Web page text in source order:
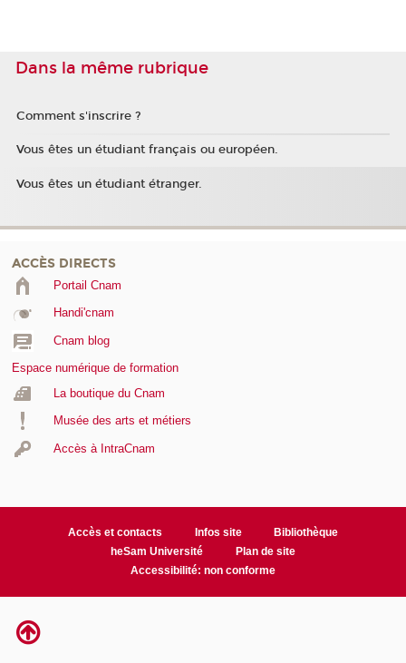
Dans la même rubrique
Comment s'inscrire ?
Vous êtes un étudiant français ou européen.
Vous êtes un étudiant étranger.
ACCÈS DIRECTS
Portail Cnam
Handi'cnam
Cnam blog
Espace numérique de formation
La boutique du Cnam
Musée des arts et métiers
Accès à IntraCnam
Accès et contacts Infos site
Bibliothèque
heSam Université
Plan de site
Accessibilité: non conforme